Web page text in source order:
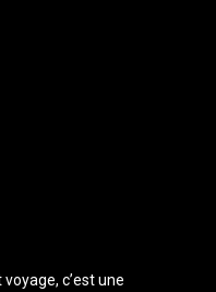
c’est une